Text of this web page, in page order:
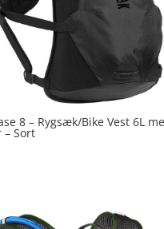
8 – Rygsæk/Bike Vest 6L
– Sort